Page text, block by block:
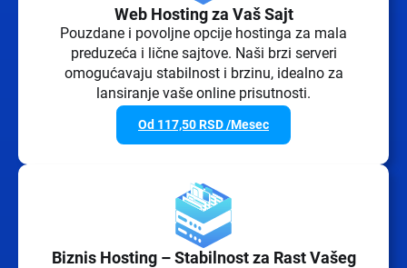
Web Hosting za Vaš Sajt
Pouzdane i povoljne opcije hostinga za mala
preduzeća i lične sajtove. Naši brzi serveri
omogućavaju stabilnost i brzinu, idealno za
lansiranje vaše online prisutnosti.
Od 117,50RSD/Mesec
Biznis Hosting – Stabilnost za Rast Vašeg